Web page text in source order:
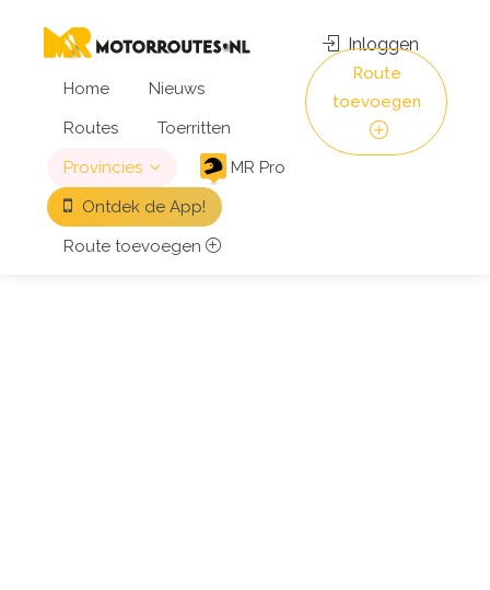
Home
Nieuws
Routes
Toerritten
Provincies
MR Pro
Ontdek de App!
Route toevoegen
Inloggen
Route
toevoegen